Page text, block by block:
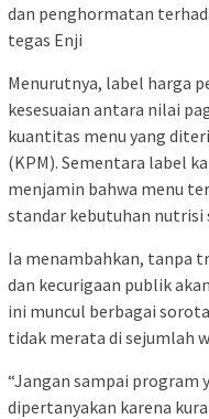
dan penghormatan
tegas Enji
Menurutnya, label harga
kesesuaian antara nilai
kuantitas menu yang
(KPM). Sementara label
menjamin bahwa menu
standar kebutuhan nutrisi
Ia menambahkan, tanpa
dan kecurigaan publik
ini muncul berbagai
tidak merata di sejumlah
“Jangan sampai program
dipertanyakan karena